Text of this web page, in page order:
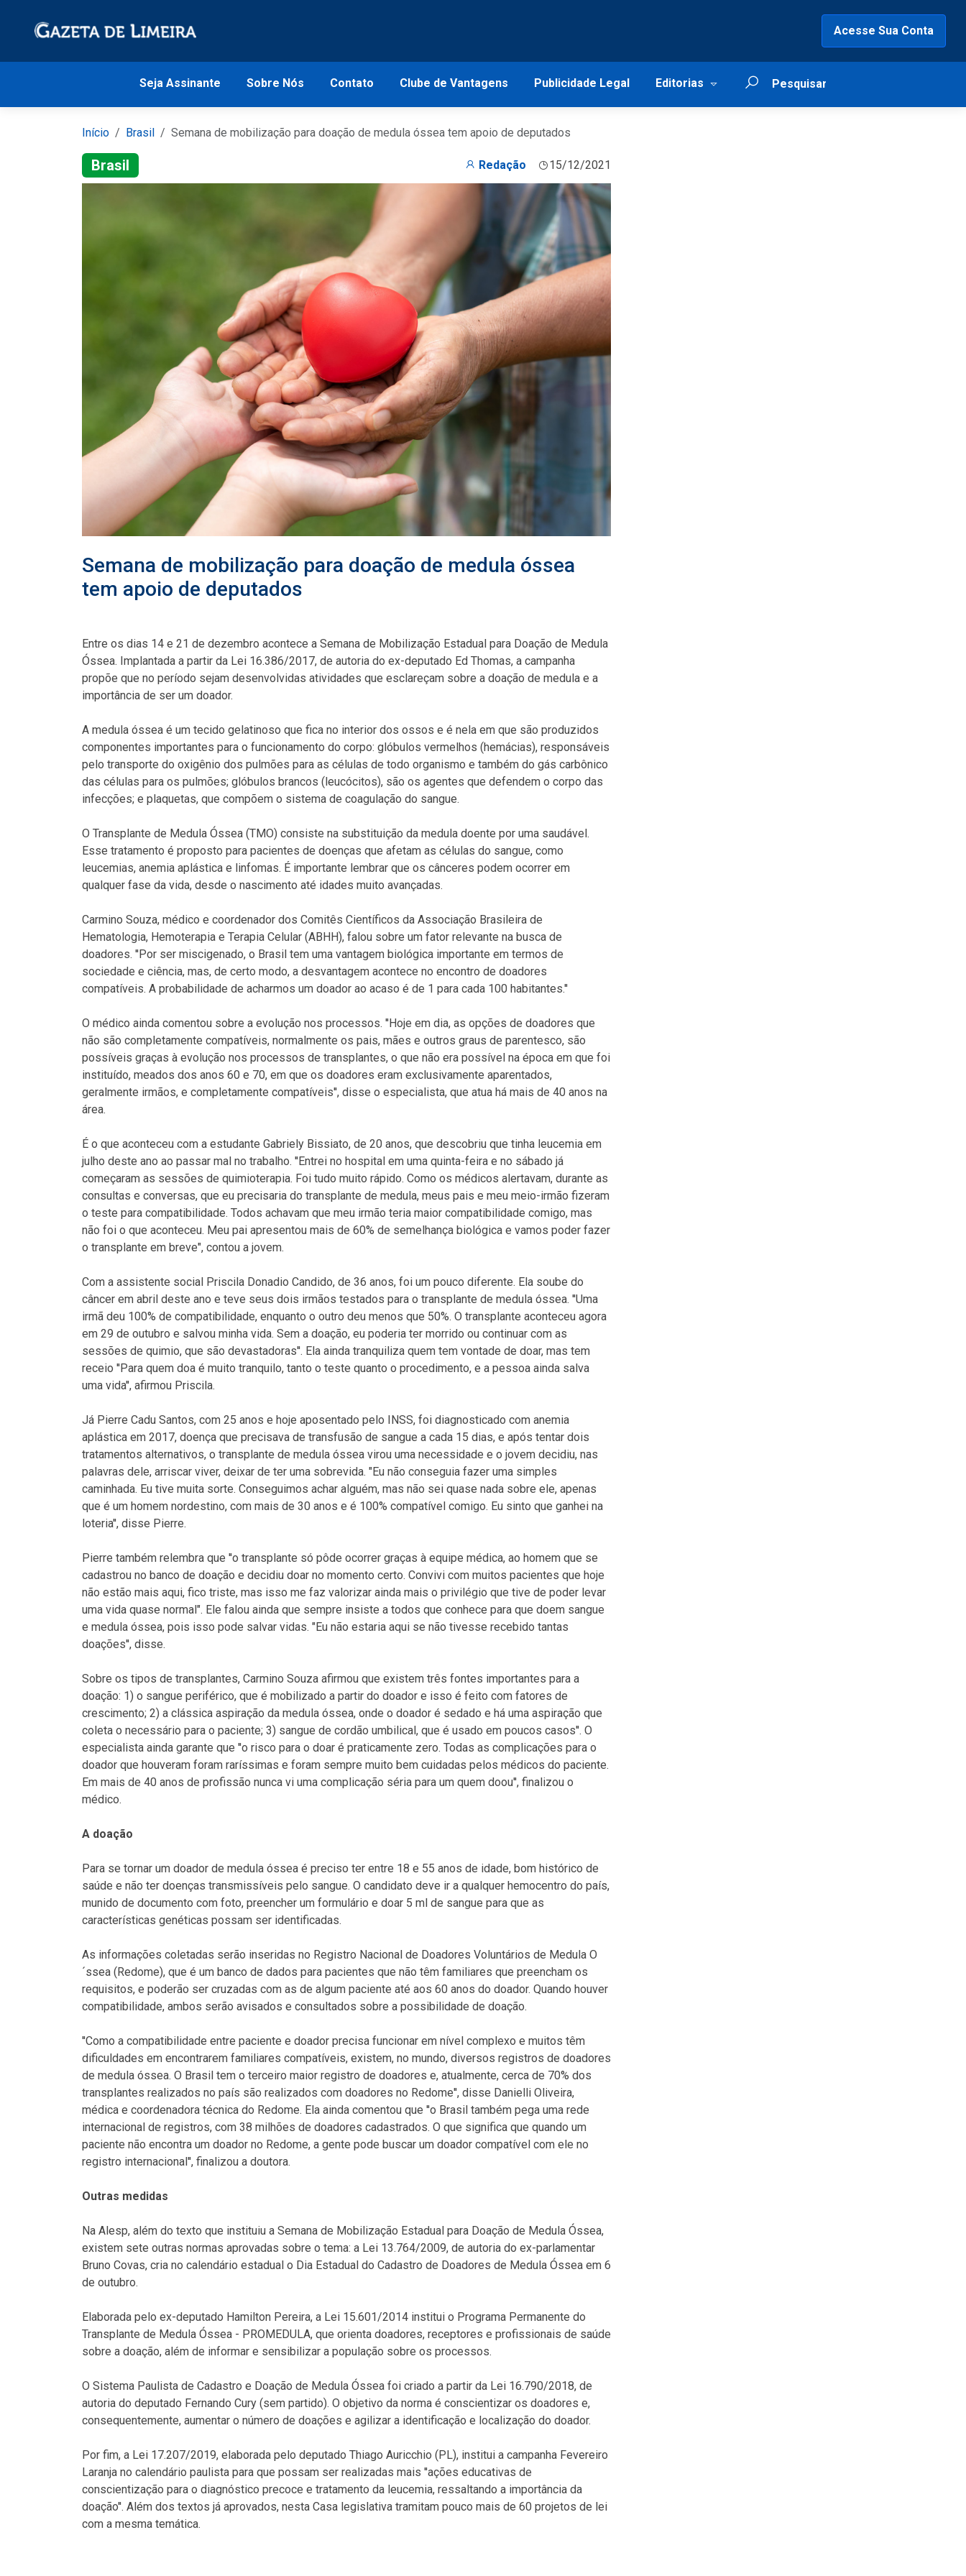
Acesse Sua Conta
Seja Assinante Sobre Nós Contato Clube de Vantagens Publicidade Legal Editorias
Início Brasil Semana de mobilização para doação de medula óssea tem apoio de deputados
Brasil Redação 15/12/2021
Semana de mobilização para doação de medula óssea
tem apoio de deputados
Entre os dias 14 e 21 de dezembro acontece a Semana de Mobilização Estadual para Doação de Medula
Óssea. Implantada a partir da Lei 16.386/2017, de autoria do ex-deputado Ed Thomas, a campanha
propõe que no período sejam desenvolvidas atividades que esclareçam sobre a doação de medula e a
importância de ser um doador.
A medula óssea é um tecido gelatinoso que fica no interior dos ossos e é nela em que são produzidos
componentes importantes para o funcionamento do corpo: glóbulos vermelhos (hemácias), responsáveis
pelo transporte do oxigênio dos pulmões para as células de todo organismo e também do gás carbônico
das células para os pulmões; glóbulos brancos (leucócitos), são os agentes que defendem o corpo das
infecções; e plaquetas, que compõem o sistema de coagulação do sangue.
O Transplante de Medula Óssea (TMO) consiste na substituição da medula doente por uma saudável.
Esse tratamento é proposto para pacientes de doenças que afetam as células do sangue, como
leucemias, anemia aplástica e linfomas. É importante lembrar que os cânceres podem ocorrer em
qualquer fase da vida, desde o nascimento até idades muito avançadas.
Carmino Souza, médico e coordenador dos Comitês Científicos da Associação Brasileira de
Hematologia, Hemoterapia e Terapia Celular (ABHH), falou sobre um fator relevante na busca de
doadores. ''Por ser miscigenado, o Brasil tem uma vantagem biológica importante em termos de
sociedade e ciência, mas, de certo modo, a desvantagem acontece no encontro de doadores
compatíveis. A probabilidade de acharmos um doador ao acaso é de 1 para cada 100 habitantes.''
O médico ainda comentou sobre a evolução nos processos. ''Hoje em dia, as opções de doadores que
não são completamente compatíveis, normalmente os pais, mães e outros graus de parentesco, são
possíveis graças à evolução nos processos de transplantes, o que não era possível na época em que foi
instituído, meados dos anos 60 e 70, em que os doadores eram exclusivamente aparentados,
geralmente irmãos, e completamente compatíveis'', disse o especialista, que atua há mais de 40 anos na
área.
É o que aconteceu com a estudante Gabriely Bissiato, de 20 anos, que descobriu que tinha leucemia em
julho deste ano ao passar mal no trabalho. ''Entrei no hospital em uma quinta-feira e no sábado já
começaram as sessões de quimioterapia. Foi tudo muito rápido. Como os médicos alertavam, durante as
consultas e conversas, que eu precisaria do transplante de medula, meus pais e meu meio-irmão fizeram
o teste para compatibilidade. Todos achavam que meu irmão teria maior compatibilidade comigo, mas
não foi o que aconteceu. Meu pai apresentou mais de 60% de semelhança biológica e vamos poder fazer
o transplante em breve", contou a jovem.
Com a assistente social Priscila Donadio Candido, de 36 anos, foi um pouco diferente. Ela soube do
câncer em abril deste ano e teve seus dois irmãos testados para o transplante de medula óssea. ''Uma
irmã deu 100% de compatibilidade, enquanto o outro deu menos que 50%. O transplante aconteceu agora
em 29 de outubro e salvou minha vida. Sem a doação, eu poderia ter morrido ou continuar com as
sessões de quimio, que são devastadoras''. Ela ainda tranquiliza quem tem vontade de doar, mas tem
receio ''Para quem doa é muito tranquilo, tanto o teste quanto o procedimento, e a pessoa ainda salva
uma vida'', afirmou Priscila.
Já Pierre Cadu Santos, com 25 anos e hoje aposentado pelo INSS, foi diagnosticado com anemia
aplástica em 2017, doença que precisava de transfusão de sangue a cada 15 dias, e após tentar dois
tratamentos alternativos, o transplante de medula óssea virou uma necessidade e o jovem decidiu, nas
palavras dele, arriscar viver, deixar de ter uma sobrevida. "Eu não conseguia fazer uma simples
caminhada. Eu tive muita sorte. Conseguimos achar alguém, mas não sei quase nada sobre ele, apenas
que é um homem nordestino, com mais de 30 anos e é 100% compatível comigo. Eu sinto que ganhei na
loteria'', disse Pierre.
Pierre também relembra que ''o transplante só pôde ocorrer graças à equipe médica, ao homem que se
cadastrou no banco de doação e decidiu doar no momento certo. Convivi com muitos pacientes que hoje
não estão mais aqui, fico triste, mas isso me faz valorizar ainda mais o privilégio que tive de poder levar
uma vida quase normal". Ele falou ainda que sempre insiste a todos que conhece para que doem sangue
e medula óssea, pois isso pode salvar vidas. "Eu não estaria aqui se não tivesse recebido tantas
doações'', disse.
Sobre os tipos de transplantes, Carmino Souza afirmou que existem três fontes importantes para a
doação: 1) o sangue periférico, que é mobilizado a partir do doador e isso é feito com fatores de
crescimento; 2) a clássica aspiração da medula óssea, onde o doador é sedado e há uma aspiração que
coleta o necessário para o paciente; 3) sangue de cordão umbilical, que é usado em poucos casos''. O
especialista ainda garante que ''o risco para o doar é praticamente zero. Todas as complicações para o
doador que houveram foram raríssimas e foram sempre muito bem cuidadas pelos médicos do paciente.
Em mais de 40 anos de profissão nunca vi uma complicação séria para um quem doou'', finalizou o
médico.
A doação
Para se tornar um doador de medula óssea é preciso ter entre 18 e 55 anos de idade, bom histórico de
saúde e não ter doenças transmissíveis pelo sangue. O candidato deve ir a qualquer hemocentro do país,
munido de documento com foto, preencher um formulário e doar 5 ml de sangue para que as
características genéticas possam ser identificadas.
As informações coletadas serão inseridas no Registro Nacional de Doadores Voluntários de Medula O
´ssea (Redome), que é um banco de dados para pacientes que não têm familiares que preencham os
requisitos, e poderão ser cruzadas com as de algum paciente até aos 60 anos do doador. Quando houver
compatibilidade, ambos serão avisados e consultados sobre a possibilidade de doação.
''Como a compatibilidade entre paciente e doador precisa funcionar em nível complexo e muitos têm
dificuldades em encontrarem familiares compatíveis, existem, no mundo, diversos registros de doadores
de medula óssea. O Brasil tem o terceiro maior registro de doadores e, atualmente, cerca de 70% dos
transplantes realizados no país são realizados com doadores no Redome'', disse Danielli Oliveira,
médica e coordenadora técnica do Redome. Ela ainda comentou que ''o Brasil também pega uma rede
internacional de registros, com 38 milhões de doadores cadastrados. O que significa que quando um
paciente não encontra um doador no Redome, a gente pode buscar um doador compatível com ele no
registro internacional'', finalizou a doutora.
Outras medidas
Na Alesp, além do texto que instituiu a Semana de Mobilização Estadual para Doação de Medula Óssea,
existem sete outras normas aprovadas sobre o tema: a Lei 13.764/2009, de autoria do ex-parlamentar
Bruno Covas, cria no calendário estadual o Dia Estadual do Cadastro de Doadores de Medula Óssea em 6
de outubro.
Elaborada pelo ex-deputado Hamilton Pereira, a Lei 15.601/2014 institui o Programa Permanente do
Transplante de Medula Óssea - PROMEDULA, que orienta doadores, receptores e profissionais de saúde
sobre a doação, além de informar e sensibilizar a população sobre os processos.
O Sistema Paulista de Cadastro e Doação de Medula Óssea foi criado a partir da Lei 16.790/2018, de
autoria do deputado Fernando Cury (sem partido). O objetivo da norma é conscientizar os doadores e,
consequentemente, aumentar o número de doações e agilizar a identificação e localização do doador.
Por fim, a Lei 17.207/2019, elaborada pelo deputado Thiago Auricchio (PL), institui a campanha Fevereiro
Laranja no calendário paulista para que possam ser realizadas mais ''ações educativas de
conscientização para o diagnóstico precoce e tratamento da leucemia, ressaltando a importância da
doação''. Além dos textos já aprovados, nesta Casa legislativa tramitam pouco mais de 60 projetos de lei
com a mesma temática.